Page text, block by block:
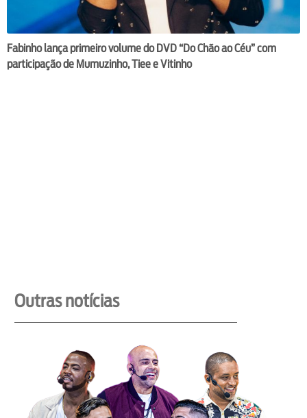
Fabinho lança primeiro volume do DVD “Do Chão ao Céu” com
participação de Mumuzinho, Tiee e Vitinho
Outras notícias